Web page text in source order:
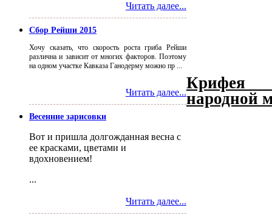
Крифея
народной
Читать далее...
Сбор Рейши 2015
Хочу сказать, что скорость роста гриба Рейши
различна и зависит от многих факторов. Поэтому
на одном участке Кавказа Ганодерму можно пр ...
Читать далее...
Весенние зарисовки
Вот и пришла долгожданная весна с
ее красками, цветами и
вдохновением!
...
Читать далее...